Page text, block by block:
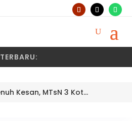
TERBARU:
Dua Setengah Tahun Penuh Kesan, MTsN 3 Kota Padang Lepas Pengawas Pembina Dra. Nayusminar Nasrun